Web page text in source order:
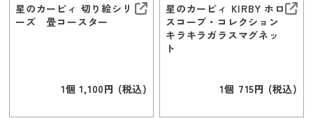
星のカービィ 切り絵シリ
ーズ 畳コースター
1個 1,100円 (税込)
星のカービィ KIRBY ホロ
スコープ・コレクション
キラキラガラスマグネッ
ト
1個 715円 (税込)